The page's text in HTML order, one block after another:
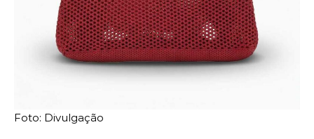
Foto: Divulgação